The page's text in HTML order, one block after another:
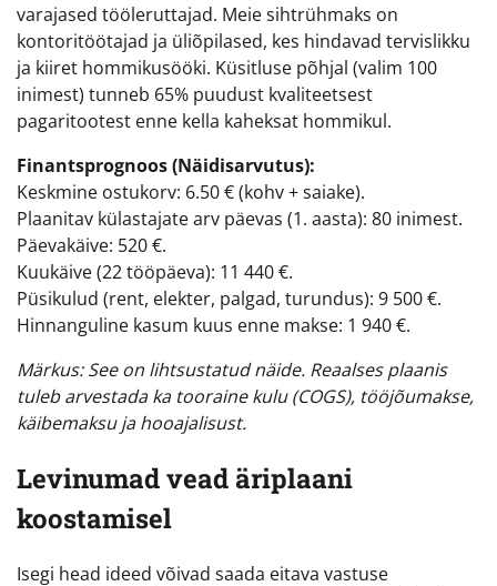
varajased tööleruttajad. Meie sihtrühmaks on
kontoritöötajad ja üliõpilased, kes hindavad tervislikku
ja kiiret hommikusööki. Küsitluse põhjal (valim 100
inimest) tunneb 65% puudust kvaliteetsest
pagaritootest enne kella kaheksat hommikul.
Finantsprognoos (Näidisarvutus):
Keskmine ostukorv: 6.50 € (kohv + saiake).
Plaanitav külastajate arv päevas (1. aasta): 80 inimest.
Päevakäive: 520 €.
Kuukäive (22 tööpäeva): 11 440 €.
Püsikulud (rent, elekter, palgad, turundus): 9 500 €.
Hinnanguline kasum kuus enne makse: 1 940 €.
Märkus: See on lihtsustatud näide. Reaalses plaanis
tuleb arvestada ka tooraine kulu (COGS), tööjõumakse,
käibemaksu ja hooajalisust.
Levinumad vead äriplaani
koostamisel
Isegi head ideed võivad saada eitava vastuse